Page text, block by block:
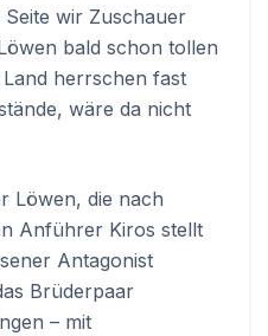
wir Zuschauer
bald schon tollen
herrschen fast
wäre da nicht
Löwen, die nach
Anführer Kiros stellt
Antagonist
Brüderpaar
– mit